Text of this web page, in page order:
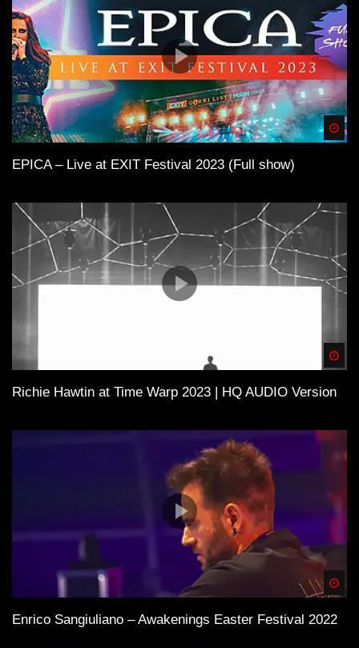
EPICA – Live at EXIT Festival 2023 (Full show)
Richie Hawtin at Time Warp 2023 | HQ AUDIO Version
Enrico Sangiuliano – Awakenings Easter Festival 2022